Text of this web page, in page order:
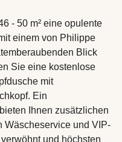
- 50 m² eine opulente
einem von Philippe
Blick
Sie eine kostenlose
mit
Ein
Ihnen zusätzlichen
Wäscheservice und VIP-
und höchsten